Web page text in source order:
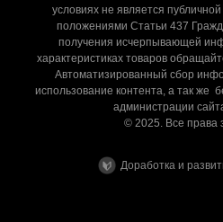
условиях не является
положениями Статьи 437
получения исчерпывающей
характеристиках товаров
Автоматизированный сбор
использование контента, а так же
администрации
© 2025. Все права
Доработка и